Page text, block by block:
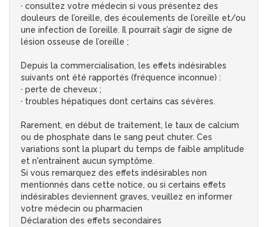
· consultez votre médecin si vous présentez des
douleurs de l’oreille, des écoulements de l’oreille et/ou
une infection de l’oreille. Il pourrait s’agir de signe de
lésion osseuse de l’oreille ;
Depuis la commercialisation, les effets indésirables
suivants ont été rapportés (fréquence inconnue) :
· perte de cheveux ;
· troubles hépatiques dont certains cas sévères.
Rarement, en début de traitement, le taux de calcium
ou de phosphate dans le sang peut chuter. Ces
variations sont la plupart du temps de faible amplitude
et n'entraînent aucun symptôme.
Si vous remarquez des effets indésirables non
mentionnés dans cette notice, ou si certains effets
indésirables deviennent graves, veuillez en informer
votre médecin ou pharmacien
Déclaration des effets secondaires